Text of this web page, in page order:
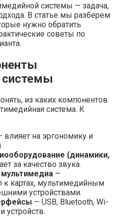
системы — задача,
В статье мы разберем
нужно обратить
советы по
из каких компонентов
система. К
влияет на эргономику и
(динамики,
за качество звука.
мультимедиа —
к картах, мультимедийным
устройствами.
— USB, Bluetooth, Wi-
устройств.